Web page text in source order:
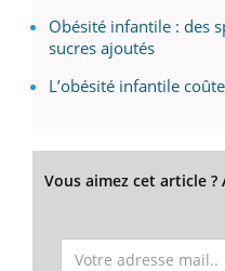
Obésité infantile : des
sucres ajoutés
L’obésité infantile
Vous aimez cet article